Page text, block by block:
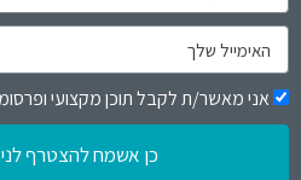
אני מאשר/ת לקבל תוכן מקצועי
כן אשמח להצטרף